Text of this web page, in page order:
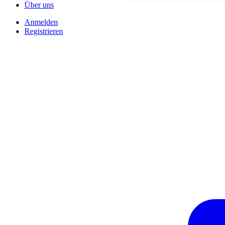
Über uns
Anmelden
Registrieren